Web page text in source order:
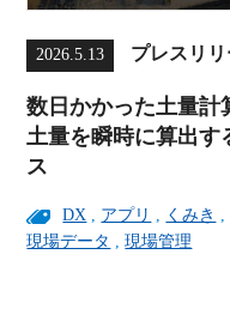
2026.5.13 プレスリリ
数日かかった土量計
土量を瞬時に算出す
ス
DX , アプリ , くみき ,
現場データ ,現場管理